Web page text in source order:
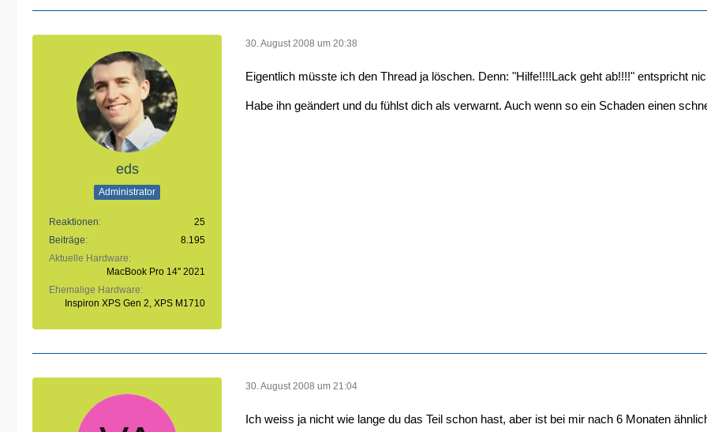
eds
Administrator
Reaktionen
25
Beiträge
8.195
Aktuelle Hardware
MacBook Pro 14'' 2021
Ehemalige Hardware
Inspiron XPS Gen 2, XPS M1710
30. August 2008 um 20:38
Eigentlich müsste ich den Thread ja löschen. Denn: "Hilfe!!!!Lack geht ab!!!!" entspricht
Habe ihn geändert und du fühlst dich als verwarnt. Auch wenn so ein Schaden einen
30. August 2008 um 21:04
Ich weiss ja nicht wie lange du das Teil schon hast, aber ist bei mir nach 6 Monaten